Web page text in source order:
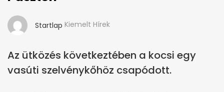
Startlap Kiemelt Hírek
Az ütközés következtében a kocsi egy
vasúti szelvénykőhöz csapódott.